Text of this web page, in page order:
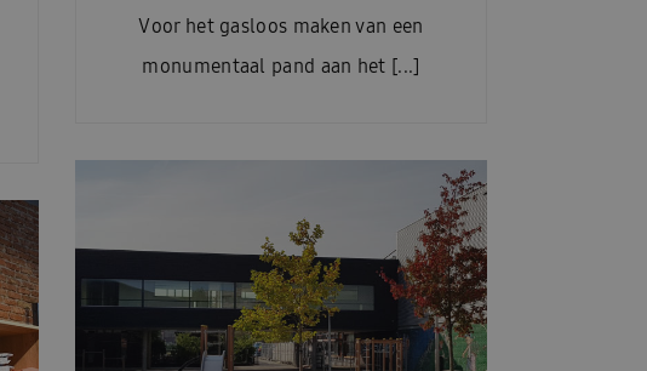
Voor het gasloos maken van een
monumentaal pand aan het [...]